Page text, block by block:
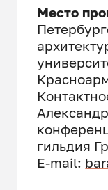
Место
гильдия
E-mail: